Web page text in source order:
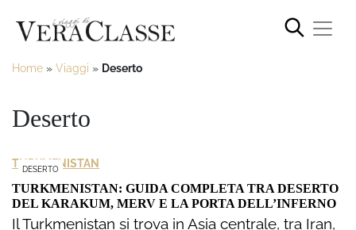
Home » Viaggi » Deserto
Deserto
DESERTO
TURKMENISTAN
TURKMENISTAN: GUIDA COMPLETA TRA DESERTO
DEL KARAKUM, MERV E LA PORTA DELL’INFERNO
Il Turkmenistan si trova in Asia centrale, tra Iran,